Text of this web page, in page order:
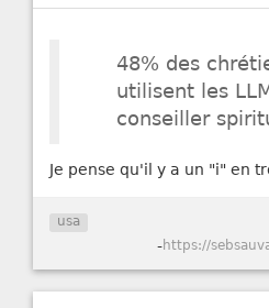
48% des
utilisent les
conseiller
Je pense qu'il y a un "i" en
usa
-https://